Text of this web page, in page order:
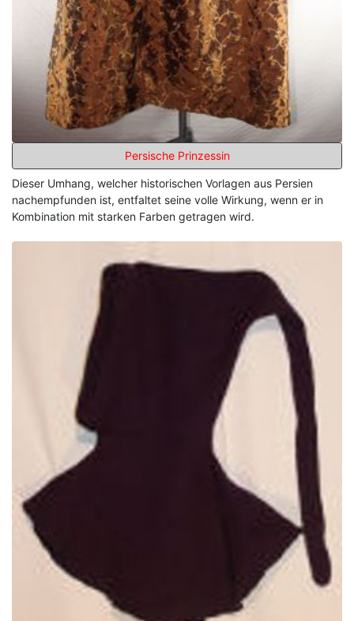
Persische Prinzessin
Dieser Umhang, welcher historischen Vorlagen aus Persien
nachempfunden ist, entfaltet seine volle Wirkung, wenn er in
Kombination mit starken Farben getragen wird.